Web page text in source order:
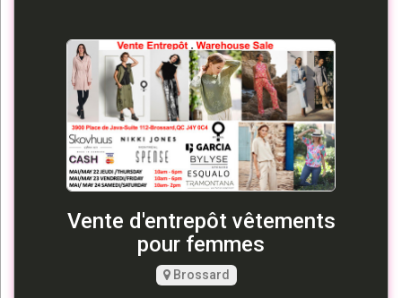
Vente d'entrepôt vêtements
pour femmes
Brossard